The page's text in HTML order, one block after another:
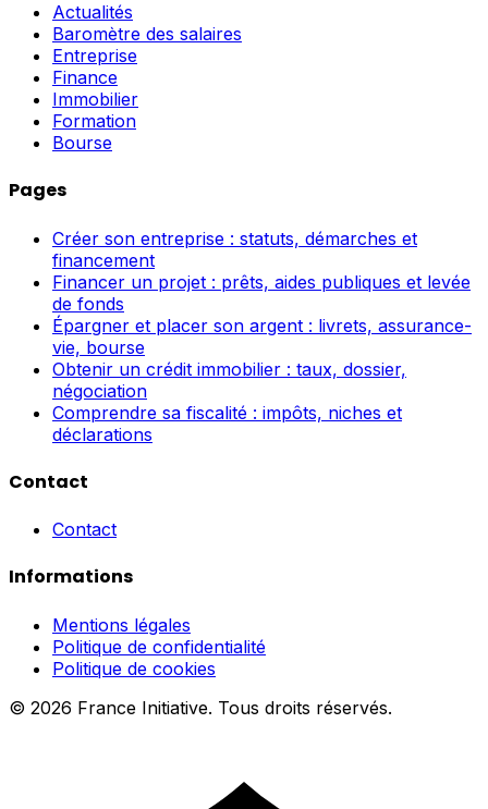
Actualités
Baromètre des salaires
Entreprise
Finance
Immobilier
Formation
Bourse
Pages
Créer son entreprise : statuts, démarches et
financement
Financer un projet : prêts, aides publiques et levée
de fonds
Épargner et placer son argent : livrets, assurance-
vie, bourse
Obtenir un crédit immobilier : taux, dossier,
négociation
Comprendre sa fiscalité : impôts, niches et
déclarations
Contact
Contact
Informations
Mentions légales
Politique de confidentialité
Politique de cookies
© 2026 France Initiative. Tous droits réservés.